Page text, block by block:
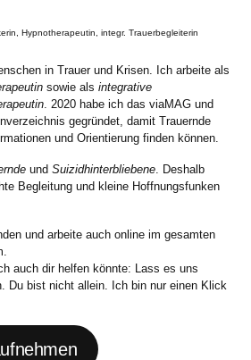
Hypnotherapeutin, integr. Trauerbegleiterin
in Trauer und Krisen. Ich arbeite als
sowie als integrative
. 2020 habe ich das viaMAG und
gegründet, damit Trauernde
und Orientierung finden können.
und Suizidhinterbliebene. Deshalb
Begleitung und kleine Hoffnungsfunken
und arbeite auch online im gesamten
auch dir helfen könnte: Lass es uns
Du bist nicht allein. Ich bin nur einen Klick